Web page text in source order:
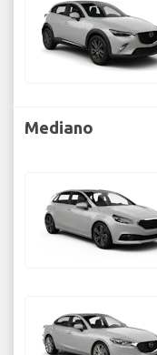
Mediano